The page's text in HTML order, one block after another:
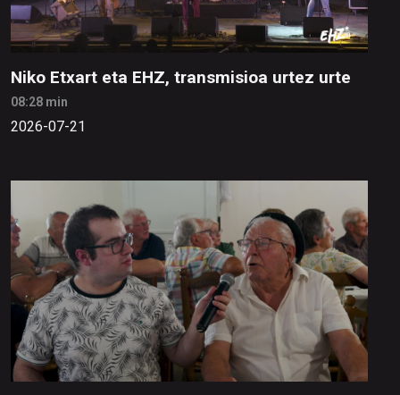
Niko Etxart eta EHZ, transmisioa urtez urte
08:28 min
2026-07-21